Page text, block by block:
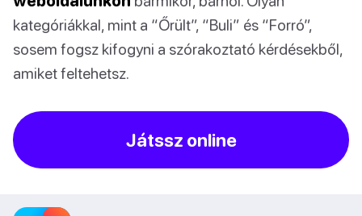
kategóriákkal, mint a “Őrült”, “Buli” és “Forró”,
sosem fogsz kifogyni a szórakoztató kérdésekből,
amiket feltehetsz.
Játssz online